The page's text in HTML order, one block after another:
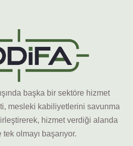
başka bir sektöre hizmet
mesleki kabiliyetlerini savunma
hizmet verdiği alanda
tek olmayı başarıyor.